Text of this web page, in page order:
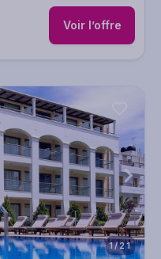
Voir l’offre
1/21